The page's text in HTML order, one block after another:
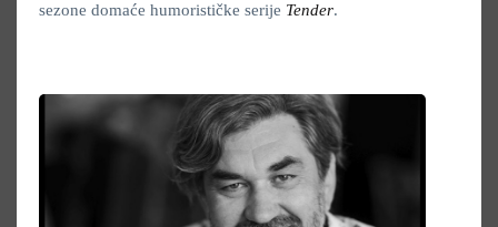
sezone domaće humorističke serije Tender.